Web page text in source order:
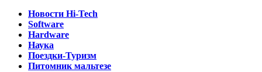
Новости Hi-Tech
Software
Hardware
Наука
Поездки-Туризм
Питомник мальтезе